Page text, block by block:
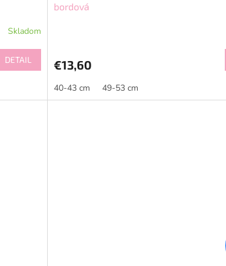
Skladom
DETAIL
bordová
€13,60
40-43 cm 49-53 cm